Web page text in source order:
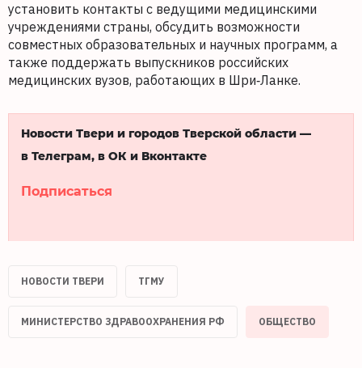
установить контакты с ведущими медицинскими
учреждениями страны, обсудить возможности
совместных образовательных и научных программ, а
также поддержать выпускников российских
медицинских вузов, работающих в Шри‑Ланке.
Новости Твери и городов Тверской области —
в Телеграм, в ОК и Вконтакте
Подписаться
НОВОСТИ ТВЕРИ ТГМУ
МИНИСТЕРСТВО ЗДРАВООХРАНЕНИЯ РФ ОБЩЕСТВО